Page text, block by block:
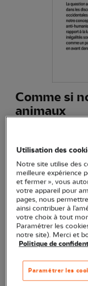
Comme si
animaux
notamment que les
défense des animaux.
Quantité
En stock
Utilisation des
Notre site utilise des
meilleure expérience
et fermer », vous
votre appareil pour
pages, nous
ainsi contribuer à
votre choix à tout
Paramétrer les
notre site). Merci et
Politique de
Paramétrer les